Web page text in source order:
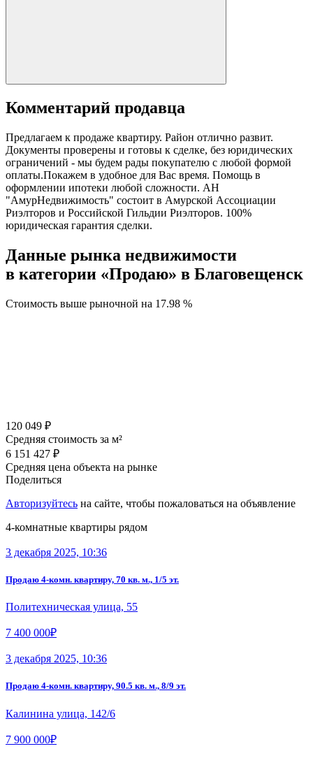
Комментарий продавца
Предлагаем к продаже квартиру. Район отлично развит.
Документы проверены и готовы к сделке, без юридических
ограничений - мы будем рады покупателю с любой формой
оплаты.Покажем в удобное для Вас время. Помощь в
оформлении ипотеки любой сложности. АН
"АмурНедвижимость" состоит в Амурской Ассоциации
Риэлторов и Российской Гильдии Риэлторов. 100%
юридическая гарантия сделки.
Данные рынка недвижимости
в категории «Продаю» в Благовещенск
Стоимость выше рыночной на 17.98 %
120 049 ₽
Средняя стоимость за м²
6 151 427 ₽
Средняя цена объекта на рынке
Поделиться
Авторизуйтесь на сайте, чтобы пожаловаться на объявление
4-комнатные квартиры рядом
3 декабря 2025, 10:36
Продаю 4-комн. квартиру, 70 кв. м., 1/5 эт.
Политехническая улица, 55
7 400 000₽
3 декабря 2025, 10:36
Продаю 4-комн. квартиру, 90.5 кв. м., 8/9 эт.
Калинина улица, 142/6
7 900 000₽